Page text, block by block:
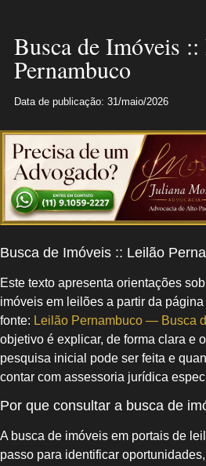
Busca de Imóveis
Pernambuco
Data de publicação: 31/maio/2026
Busca de Imóveis :: Leilão
Este texto apresenta orientações
imóveis em leilões a partir da
fonte: Leilão Pernambuco — Busca
objetivo é explicar, de forma clara e
pesquisa inicial pode ser feita e
contar com assessoria jurídica
Por que consultar a busca de
A busca de imóveis em portais de
passo para identificar